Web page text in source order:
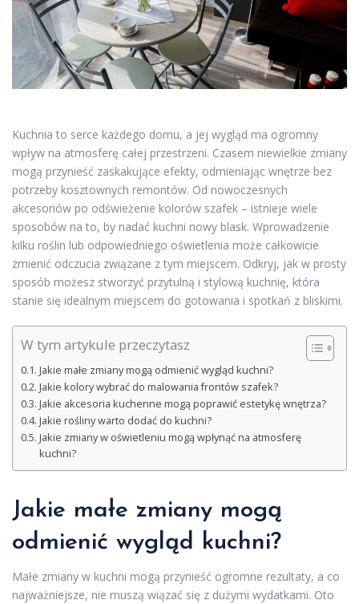
Kuchnia to serce każdego domu, a jej wygląd ma ogromny
wpływ na atmosferę całej przestrzeni. Czasem niewielkie zmiany
mogą przynieść zaskakujące efekty, odmieniając wnętrze bez
potrzeby kosztownych remontów. Od nowoczesnych
akcesoriów po odświeżenie kolorów szafek – istnieje wiele
sposobów na to, by nadać kuchni nowy blask. Wprowadzenie
kilku roślin lub odpowiedniego oświetlenia może całkowicie
zmienić odczucia związane z tym miejscem. Odkryj, jak w prosty
sposób możesz stworzyć przytulną i stylową kuchnię, która
stanie się idealnym miejscem do gotowania i spotkań z bliskimi.
W tym artykule przeczytasz
Jakie małe zmiany mogą odmienić wygląd kuchni?
Jakie kolory wybrać do malowania frontów szafek?
Jakie akcesoria kuchenne mogą poprawić estetykę wnętrza?
Jakie rośliny warto dodać do kuchni?
Jakie zmiany w oświetleniu mogą wpłynąć na atmosferę
kuchni?
Jakie małe zmiany mogą
odmienić wygląd kuchni?
Małe zmiany w kuchni mogą przynieść ogromne rezultaty, a co
najważniejsze, nie muszą wiązać się z dużymi wydatkami. Oto